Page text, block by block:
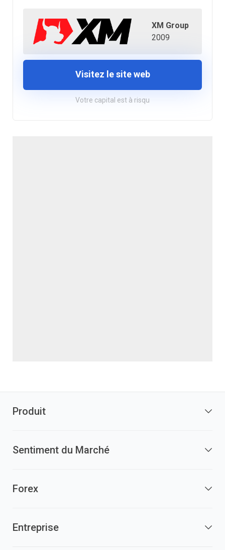
XM Group
2009
Visitez le site web
Votre capital est à risqu
Produit
Sentiment du Marché
Forex
Entreprise